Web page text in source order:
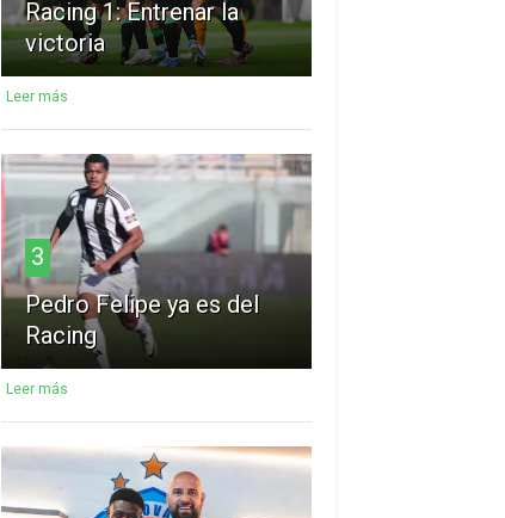
Racing 1: Entrenar la
victoria
Leer más
3
Pedro Felipe ya es del
Racing
Leer más